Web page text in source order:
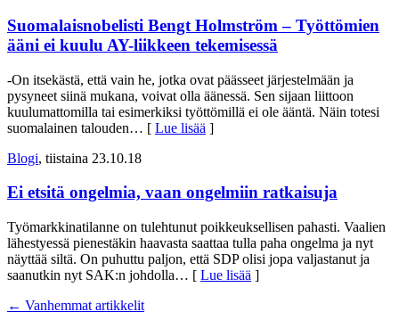
Suomalaisnobelisti Bengt Holmström – Työttömien
ääni ei kuulu AY-liikkeen tekemisessä
-On itsekästä, että vain he, jotka ovat päässeet järjestelmään ja
pysyneet siinä mukana, voivat olla äänessä. Sen sijaan liittoon
kuulumattomilla tai esimerkiksi työttömillä ei ole ääntä. Näin totesi
suomalainen talouden… [ Lue lisää ]
Blogi, tiistaina 23.10.18
Ei etsitä ongelmia, vaan ongelmiin ratkaisuja
Työmarkkinatilanne on tulehtunut poikkeuksellisen pahasti. Vaalien
lähestyessä pienestäkin haavasta saattaa tulla paha ongelma ja nyt
näyttää siltä. On puhuttu paljon, että SDP olisi jopa valjastanut ja
saanutkin nyt SAK:n johdolla… [ Lue lisää ]
← Vanhemmat artikkelit